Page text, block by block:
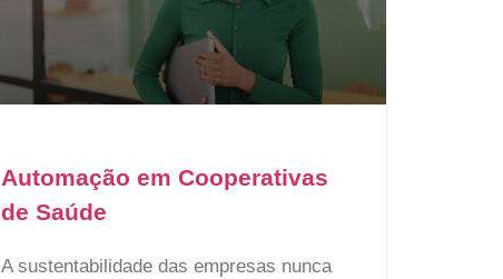
Automação em Cooperativas
de Saúde
A sustentabilidade das empresas nunca